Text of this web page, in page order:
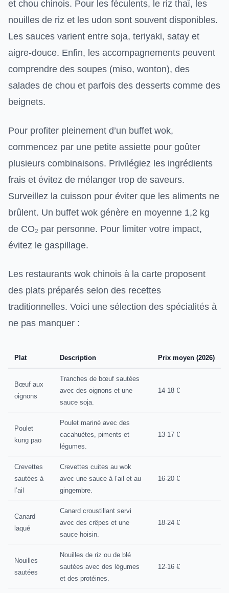
et chou chinois. Pour les féculents, le riz thaï, les
nouilles de riz et les udon sont souvent disponibles.
Les sauces varient entre soja, teriyaki, satay et
aigre-douce. Enfin, les accompagnements peuvent
comprendre des soupes (miso, wonton), des
salades de chou et parfois des desserts comme des
beignets.
Pour profiter pleinement d’un buffet wok,
commencez par une petite assiette pour goûter
plusieurs combinaisons. Privilégiez les ingrédients
frais et évitez de mélanger trop de saveurs.
Surveillez la cuisson pour éviter que les aliments ne
brûlent. Un buffet wok génère en moyenne 1,2 kg
de CO₂ par personne. Pour limiter votre impact,
évitez le gaspillage.
Les restaurants wok chinois à la carte proposent
des plats préparés selon des recettes
traditionnelles. Voici une sélection des spécialités à
ne pas manquer :
Plat Description Prix moyen (2026)
Bœuf aux
oignons
Tranches de bœuf sautées
avec des oignons et une
sauce soja.
14-18 €
Poulet
kung pao
Poulet mariné avec des
cacahuètes, piments et
légumes.
13-17 €
Crevettes
sautées à
l’ail
Crevettes cuites au wok
avec une sauce à l’ail et au
gingembre.
16-20 €
Canard
laqué
Canard croustillant servi
avec des crêpes et une
sauce hoisin.
18-24 €
Nouilles
sautées
Nouilles de riz ou de blé
sautées avec des légumes
et des protéines.
12-16 €